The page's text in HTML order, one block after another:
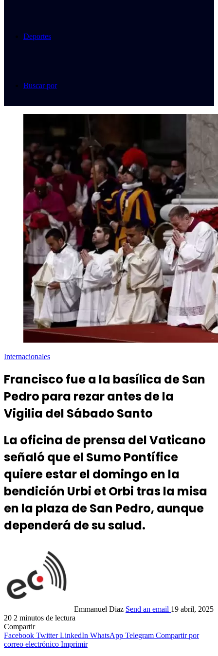
Deportes
Buscar por
Internacionales
Francisco fue a la basílica de San
Pedro para rezar antes de la
Vigilia del Sábado Santo
La oficina de prensa del Vaticano
señaló que el Sumo Pontífice
quiere estar el domingo en la
bendición Urbi et Orbi tras la misa
en la plaza de San Pedro, aunque
dependerá de su salud.
Emmanuel Diaz Send an email 19 abril, 2025
20 2 minutos de lectura
Compartir
Facebook Twitter LinkedIn WhatsApp Telegram Compartir por
correo electrónico Imprimir